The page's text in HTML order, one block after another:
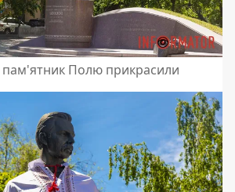
пам'ятник Полю прикрасили